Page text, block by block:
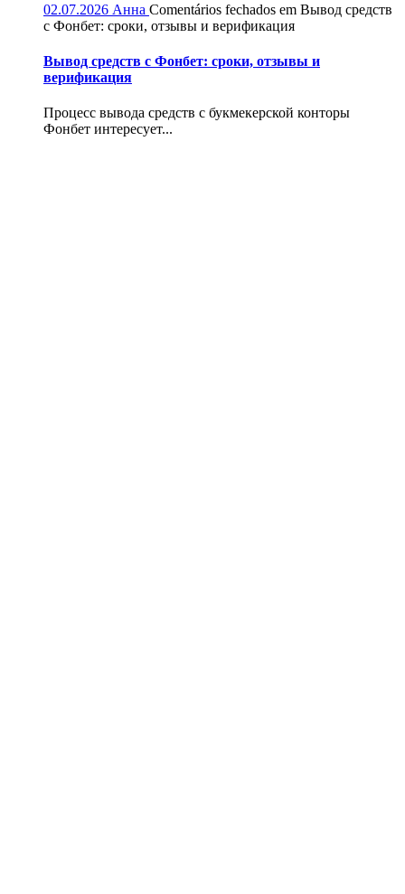
02.07.2026 Анна Comentários fechados em Вывод средств
с Фонбет: сроки, отзывы и верификация
Вывод средств с Фонбет: сроки, отзывы и
верификация
Процесс вывода средств с букмекерской конторы
Фонбет интересует...